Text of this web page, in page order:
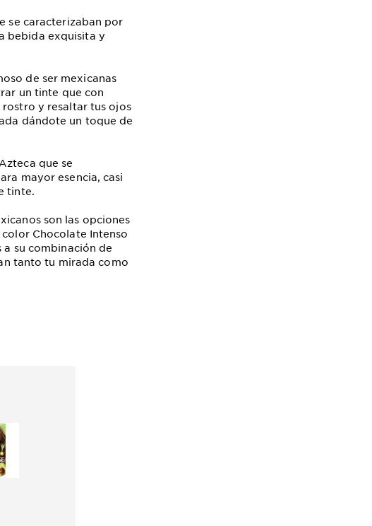
se caracterizaban por
bebida exquisita y
de ser mexicanas
un tinte que con
y resaltar tus ojos
dándote un toque de
que se
mayor esencia, casi
tinte.
son las opciones
Chocolate Intenso
su combinación de
tanto tu mirada como